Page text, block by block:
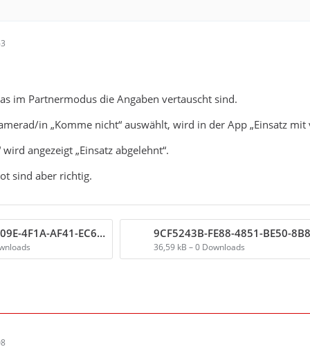
im Partnermodus die Angaben vertauscht sind.
in „Komme nicht“ auswählt, wird in der App „Einsatz mit
angezeigt „Einsatz abgelehnt“.
sind aber richtig.
98F877A9-D09E-4F1A-AF41-EC6EB96B844F.jpeg
36,59 kB – 0 Downloads